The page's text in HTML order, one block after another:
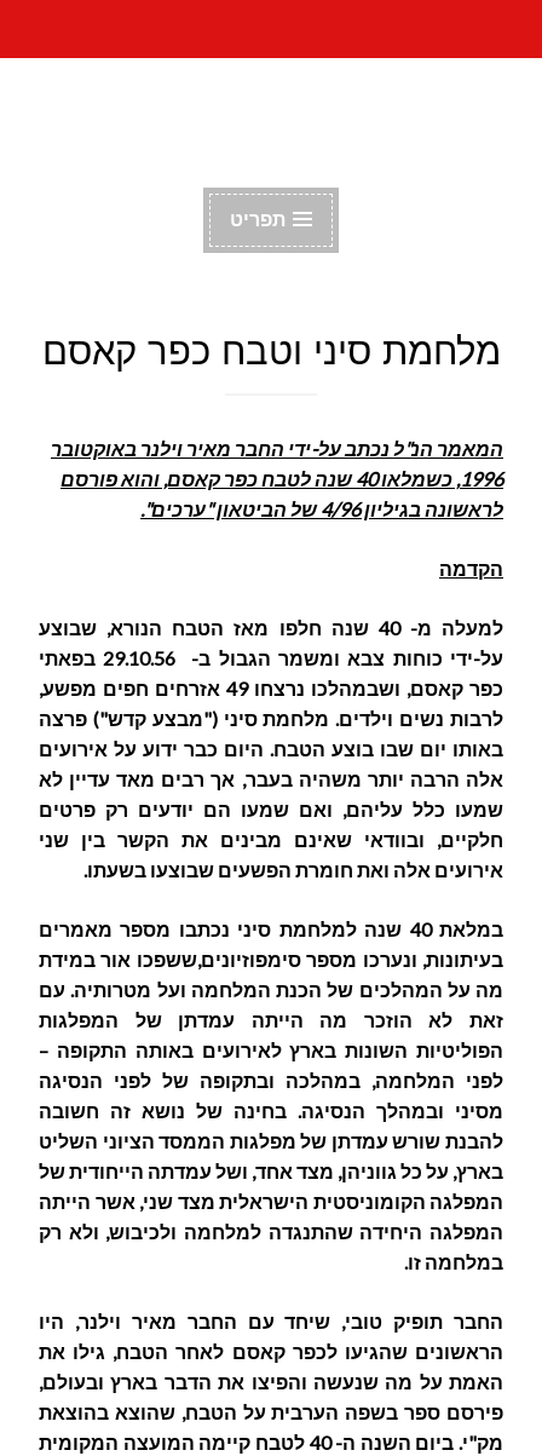
הפורום הקומוניסטי
הישראלי
תפריט
מלחמת סיני וטבח כפר קאסם
המאמר הנ"ל נכתב על-ידי החבר מאיר וילנר באוקטובר
1996, כשמלאו 40 שנה לטבח כפר קאסם, והוא פורסם
לראשונה בגיליון 4/96 של הביטאון "ערכים
".
הקדמה
למעלה מ- 40 שנה חלפו מאז הטבח הנורא, שבוצע
על-ידי כוחות צבא ומשמר הגבול ב- 29.10.56 בפאתי
כפר קאסם, ושבמהלכו נרצחו 49 אזרחים חפים מפשע,
לרבות נשים וילדים. מלחמת סיני ("מבצע קדש") פרצה
באותו יום שבו בוצע הטבח. היום כבר ידוע על אירועים
אלה הרבה יותר משהיה בעבר, אך רבים מאד עדיין לא
שמעו כלל עליהם, ואם שמעו הם יודעים רק פרטים
חלקיים, ובוודאי שאינם מבינים את הקשר בין שני
אירועים אלה ואת חומרת הפשעים שבוצעו בשעתו.
במלאת 40 שנה למלחמת סיני נכתבו מספר מאמרים
בעיתונות, ונערכו מספר סימפוזיונים,ששפכו אור במידת
מה על המהלכים של הכנת המלחמה ועל מטרותיה. עם
זאת לא הוזכר מה הייתה עמדתן של המפלגות
הפוליטיות השונות בארץ לאירועים באותה התקופה –
לפני המלחמה, במהלכה ובתקופה של לפני הנסיגה
מסיני ובמהלך הנסיגה. בחינה של נושא זה חשובה
להבנת שורש עמדתן של מפלגות הממסד הציוני השליט
בארץ, על כל גווניהן, מצד אחד, ושל עמדתה הייחודית של
המפלגה הקומוניסטית הישראלית מצד שני, אשר הייתה
המפלגה היחידה שהתנגדה למלחמה ולכיבוש, ולא רק
במלחמה זו.
החבר תופיק טובי, שיחד עם החבר מאיר וילנר, היו
הראשונים שהגיעו לכפר קאסם לאחר הטבח, גילו את
האמת על מה שנעשה והפיצו את הדבר בארץ ובעולם,
פירסם ספר בשפה הערבית על הטבח, שהוצא בהוצאת
מק"י. ביום השנה ה- 40 לטבח קיימה המועצה המקומית